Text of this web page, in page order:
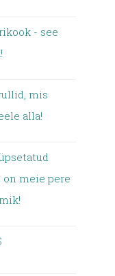
- see
mis
alla!
meie pere